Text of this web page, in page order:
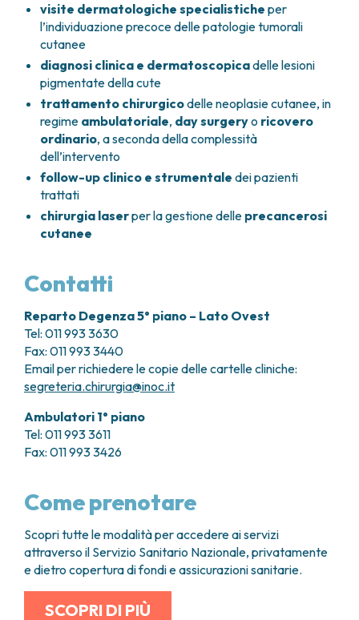
TUMORI OSSEI
RADIOTERAPIA
CONSULENZE
CARDIOLOGIA
DIETETICA E NUTRIZIONE CLINICA
GENETICA MEDICA
PNEUMOLOGIA
PSICOLOGIA
TERAPIA DEL DOLORE E CURE PALLIATIVE
ALTRE CONSULENZE
RICERCA CLINICA
RICERCA CLINICA E INNOVAZIONE
UNITÀ CLINICA DI FASE I
visite dermatologiche specialistiche per
l’individuazione precoce delle patologie tumorali
cutanee
diagnosi clinica e dermatoscopicadelle lesioni
pigmentate della cute
trattamento chirurgicodelle neoplasie cutanee, in
regime ambulatoriale, day surgeryo ricovero
ordinario, a seconda della complessità
dell’intervento
follow-up clinico e strumentale dei pazienti
trattati
chirurgia laserper la gestione delle precancerosi
cutanee
Contatti
Reparto Degenza 5° piano – Lato Ovest
Tel: 011 993 3630
Fax: 011 993 3440
Emailper richiedere le copie delle cartelle cliniche:
segreteria.chirurgia@inoc.it
Ambulatori 1° piano
Tel: 011 993 3611
Fax: 011 993 3426
Come prenotare
Scopri tutte le modalità per accedere ai servizi
attraverso il Servizio Sanitario Nazionale, privatamente
e dietro copertura di fondi e assicurazioni sanitarie.
SCOPRI DI PIÙ